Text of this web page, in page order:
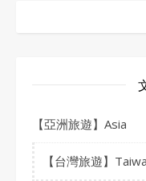
【亞洲旅遊】Asia
【台灣旅遊】